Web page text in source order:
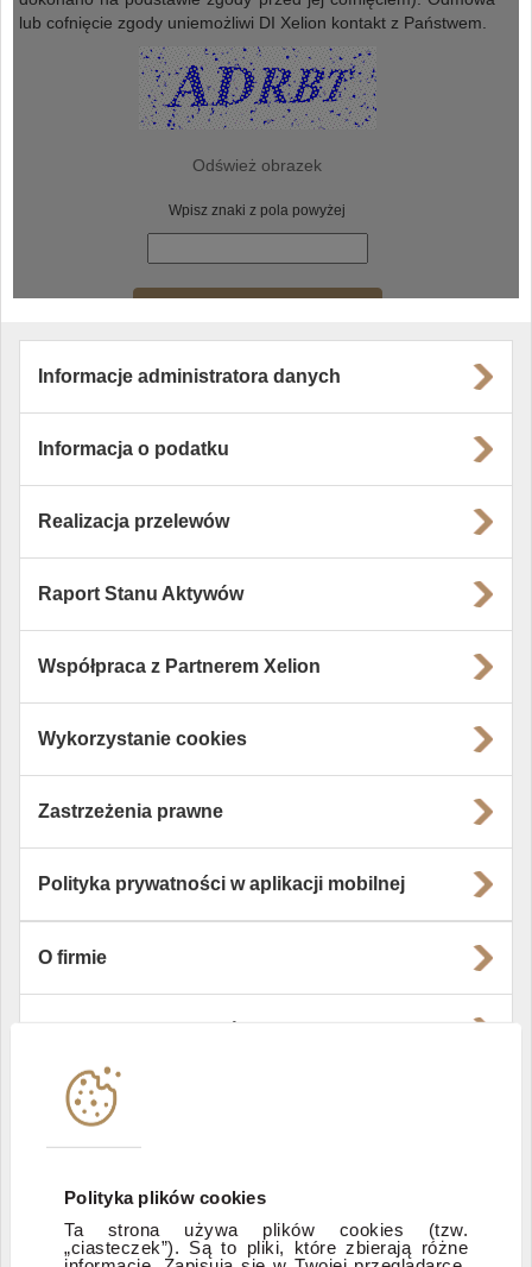
Polityka plików cookies
Ta strona używa plików cookies (tzw.
„ciasteczek”). Są to pliki, które zbierają różne
Informacje administratora danych
Informacja o podatku
Realizacja przelewów
Raport Stanu Aktywów
Współpraca z Partnerem Xelion
Wykorzystanie cookies
Zastrzeżenia prawne
Polityka prywatności w aplikacji mobilnej
O firmie
Instytucje współpracujące
Zastrzeżenia prawne